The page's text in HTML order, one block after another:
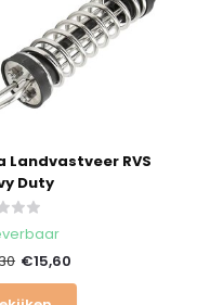
Landvastveer RVS
Duty
€15,60